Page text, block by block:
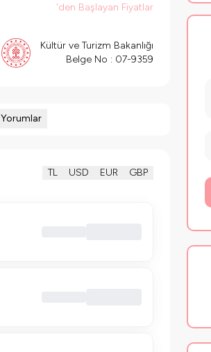
'den Başlayan Fiyatlar
Kültür ve Turizm Bakanlığı
Belge No : 07-9359
Yorumlar
TL USD EUR GBP